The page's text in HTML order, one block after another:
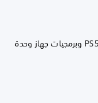
تأكد من تحديث برمجيات النظام الخاصة بجهاز PS5®‎ وبرمجيات جهاز وحدة